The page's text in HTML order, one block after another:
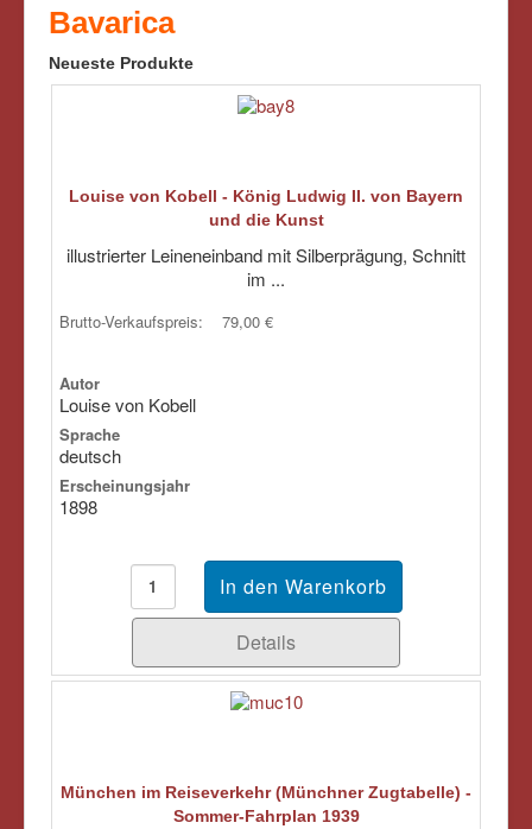
Bavarica
Neueste Produkte
Louise von Kobell - König Ludwig II. von Bayern
und die Kunst
illustrierter Leineneinband mit Silberprägung, Schnitt
im ...
Brutto-Verkaufspreis: 79,00 €
Autor
Louise von Kobell
Sprache
deutsch
Erscheinungsjahr
1898
Details
München im Reiseverkehr (Münchner Zugtabelle) -
Sommer-Fahrplan 1939